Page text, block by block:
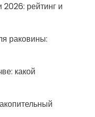
рейтинг и
раковины:
какой